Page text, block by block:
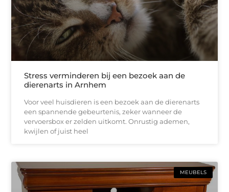
Stress verminderen bij een bezoek aan de
dierenarts in Arnhem
Voor veel huisdieren is een bezoek aan de dierenarts
een spannende gebeurtenis, zeker wanneer de
vervoersbox er zelden uitkomt. Onrustig ademen,
kwijlen of juist heel
MEUBELS